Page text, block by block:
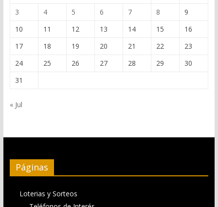
3
4 5 6 7 8
9
10
11 12 13 14 15
16
17
18 19 20 21 22
23
24
25 26 27 28 29
30
31
« Jul
Páginas
Loterias y Sorteos